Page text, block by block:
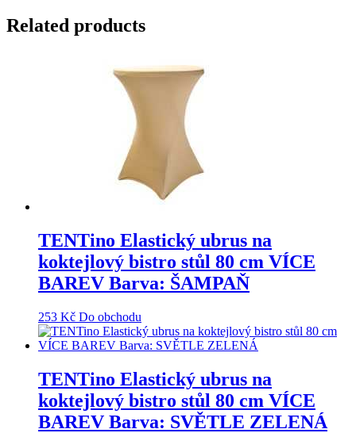
Related products
TENTino Elastický ubrus na
koktejlový bistro stůl 80 cm VÍCE
BAREV Barva: ŠAMPAŇ
253 Kč Do obchodu
TENTino Elastický ubrus na
koktejlový bistro stůl 80 cm VÍCE
BAREV Barva: SVĚTLE ZELENÁ